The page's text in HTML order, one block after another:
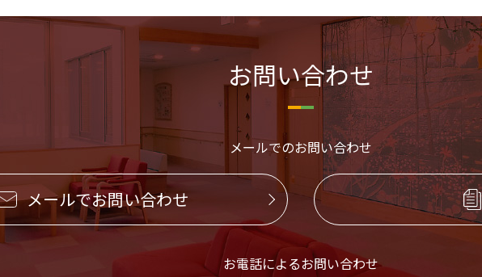
お問い合わせ
メールでのお問い合わせ
メールでお問い合わせ
お電話によるお問い合わせ